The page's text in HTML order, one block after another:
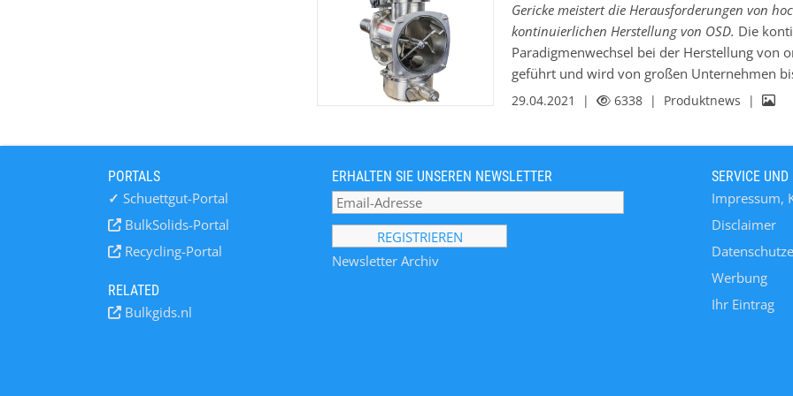
Gericke meistert die Herausforderungen von
kontinuierlichen Herstellung von OSD. Die
Paradigmenwechsel bei der Herstellung von
geführt und wird von großen Unternehmen
Manufacturing Organization) sowie
Durchsatzmengen mit geringer
neuartiges, halbkontinuierliches Dosier- und
Batch Blending bezeichnete Verfahren
Fertigung mit der Einfachheit eines
Geeignet für Durchsatzmengen unter 1 kg/h
29.04.2021 | 6338 | Produktnews |
PORTALS
✓ Schuettgut-Portal
BulkSolids-Portal
Recycling-Portal
RELATED
Bulkgids.nl
ERHALTEN SIE UNSEREN NEWSLETTER
Newsletter Archiv
SERVICE
Impressum,
Disclaimer
Werbung
Ihr Eintrag